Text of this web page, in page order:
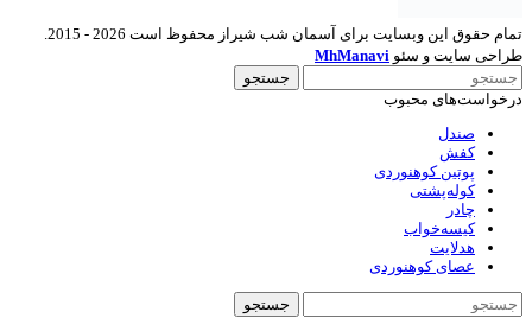
طراحی سایت و سئو MhManavi
جستجو
درخواست‌های محبوب
صندل
کفش
پوتین کوهنوردی
کوله‌پشتی
چادر
کیسه‌خواب
هدلایت
عصای کوهنوردی
جستجو